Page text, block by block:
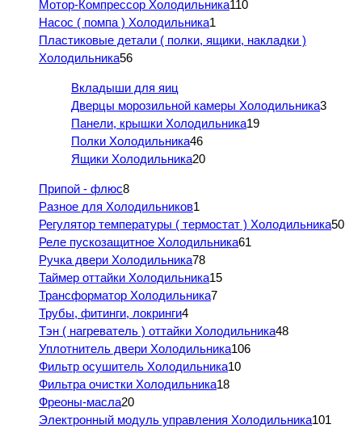
Мотор-Компрессор Холодильника110
Насос ( помпа ) Холодильника1
Пластиковые детали ( полки, ящики, накладки )
Холодильника56
Вкладыши для яиц
Дверцы морозильной камеры Холодильника3
Панели, крышки Холодильника19
Полки Холодильника46
Ящики Холодильника20
Припой - флюс8
Разное для Холодильников1
Регулятор температуры ( термостат ) Холодильника50
Реле пускозащитное Холодильника61
Ручка двери Холодильника78
Таймер оттайки Холодильника15
Трансформатор Холодильника7
Трубы, фитинги, локринги4
Тэн ( нагреватель ) оттайки Холодильника48
Уплотнитель двери Холодильника106
Фильтр осушитель Холодильника10
Фильтра очистки Холодильника18
Фреоны-масла20
Электронный модуль управления Холодильника101